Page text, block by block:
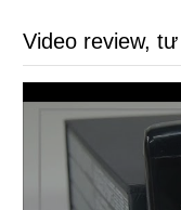
Video review,